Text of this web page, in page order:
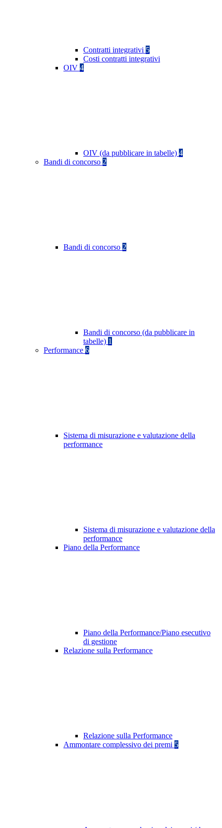
Contratti integrativi 5
Costi contratti integrativi
OIV 4
OIV (da pubblicare in tabelle) 4
Bandi di concorso 2
Bandi di concorso 2
Bandi di concorso (da pubblicare in
tabelle) 1
Performance 6
Sistema di misurazione e valutazione della
performance
Sistema di misurazione e valutazione della
performance
Piano della Performance
Piano della Performance/Piano esecutivo
di gestione
Relazione sulla Performance
Relazione sulla Performance
Ammontare complessivo dei premi 5